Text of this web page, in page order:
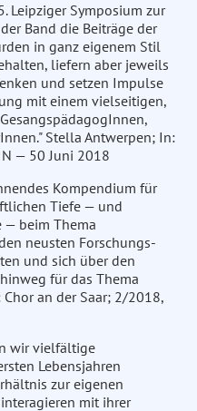
Leipziger Symposium zur
Band die Beiträge der
in ganz eigenem Stil
liefern aber jeweils
und setzen Impulse
mit einem vielseitigen,
Stella Antwerpen; In:
— 50 Juni 2018
Kompendium für
Tiefe — und
— beim Thema
neusten Forschungs-
und sich über den
für das Thema
an der Saar; 2/2018,
wir vielfältige
Lebensjahren
zur eigenen
mit ihrer